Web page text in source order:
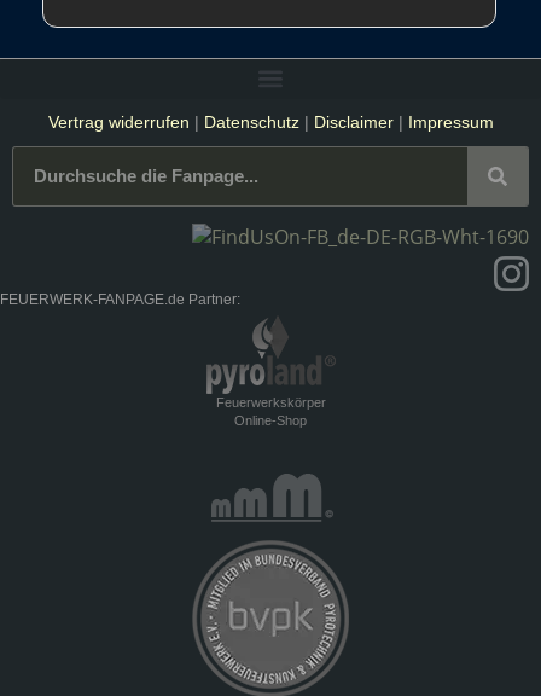
Vertrag widerrufen | Datenschutz| Disclaimer| Impressum
FEUERWERK-FANPAGE.de Partner:
Feuerwerkskörper
Online-Shop